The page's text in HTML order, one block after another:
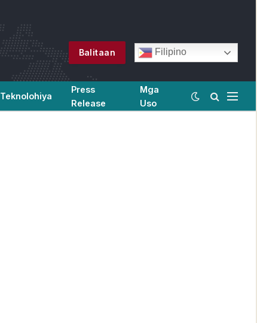
Balitaan Filipino
Teknolohiya
Press
Release
Mga
Uso